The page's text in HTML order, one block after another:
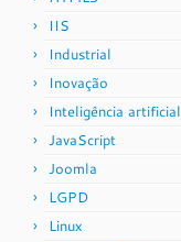
IIS
Industrial
Inovação
Inteligência artificial
JavaScript
Joomla
LGPD
Linux